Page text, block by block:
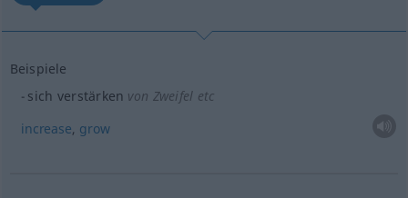
Beispiele
sich verstärken von Zweifel etc
increase, grow